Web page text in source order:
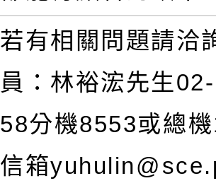
若有相關問題請洽
員：林裕浤先生
58分機8553或總
信箱